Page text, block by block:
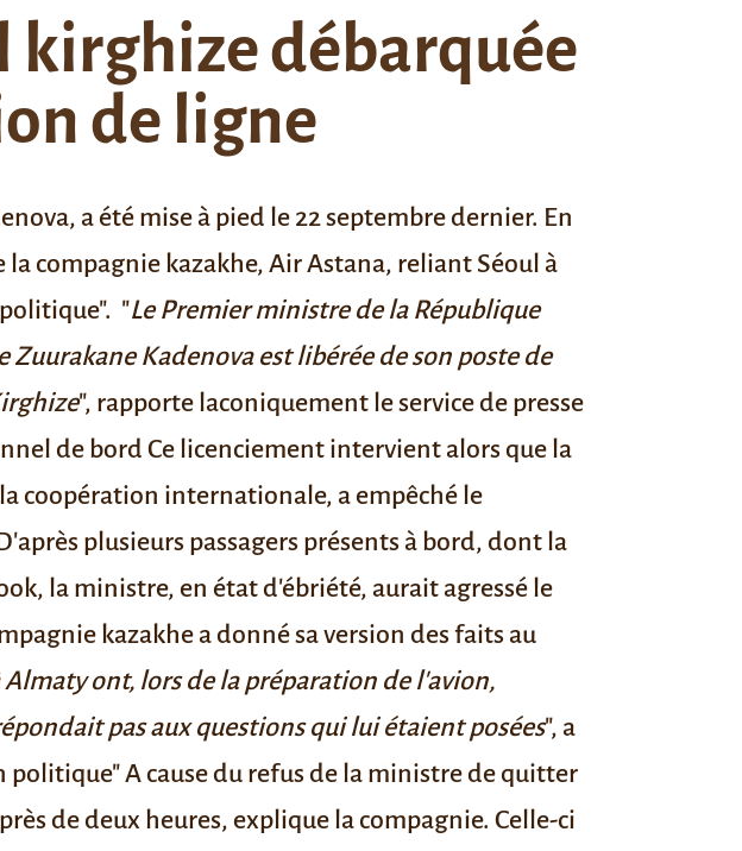
kirghize débarquée
de ligne
a été mise à pied le 22 septembre dernier. En
compagnie kazakhe, Air Astana, reliant Séoul à
"Le Premier ministre de la République
Kadenova est libérée de son poste de
", rapporte laconiquement le service de presse
de bord Ce licenciement intervient alors que la
coopération internationale, a empêché le
plusieurs passagers présents à bord, dont la
la ministre, en état d'ébriété, aurait agressé le
kazakhe a donné sa version des faits au
Almaty ont, lors de la préparation de l'avion,
pas aux questions qui lui étaient posées", a
politique"A cause du refus de la ministre de quitter
de deux heures, explique la compagnie. Celle-ci